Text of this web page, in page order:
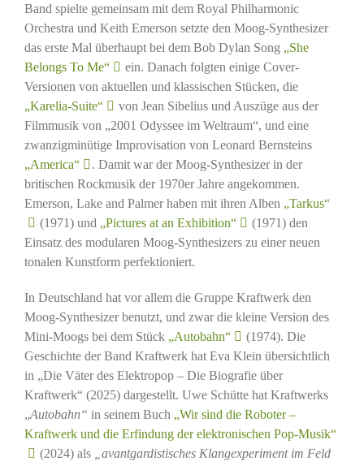
Band spielte gemeinsam mit dem Royal Philharmonic
Orchestra und Keith Emerson setzte den Moog-Synthesizer
das erste Mal überhaupt bei dem Bob Dylan Song „She
Belongs To Me“
ein. Danach folgten einige Cover-
Versionen von aktuellen und klassischen Stücken, die
„Karelia-Suite“
von Jean Sibelius und Auszüge aus der
Filmmusik von „2001 Odyssee im Weltraum“, und eine
zwanzigminütige Improvisation von Leonard Bernsteins
„America“
. Damit war der Moog-Synthesizer in der
britischen Rockmusik der 1970er Jahre angekommen.
Emerson, Lake and Palmer haben mit ihren Alben „Tarkus“
(1971) und „Pictures at an Exhibition“
(1971) den
Einsatz des modularen Moog-Synthesizers zu einer neuen
tonalen Kunstform perfektioniert.
In Deutschland hat vor allem die Gruppe Kraftwerk den
Moog-Synthesizer benutzt, und zwar die kleine Version des
Mini-Moogs bei dem Stück „Autobahn“
(1974). Die
Geschichte der Band Kraftwerk hat Eva Klein übersichtlich
in „Die Väter des Elektropop – Die Biografie über
Kraftwerk“ (2025) dargestellt. Uwe Schütte hat Kraftwerks
„Autobahn“ in seinem Buch „Wir sind die Roboter –
Kraftwerk und die Erfindung der elektronischen Pop-Musik“
(2024) als
„avantgardistisches Klangexperiment im Feld